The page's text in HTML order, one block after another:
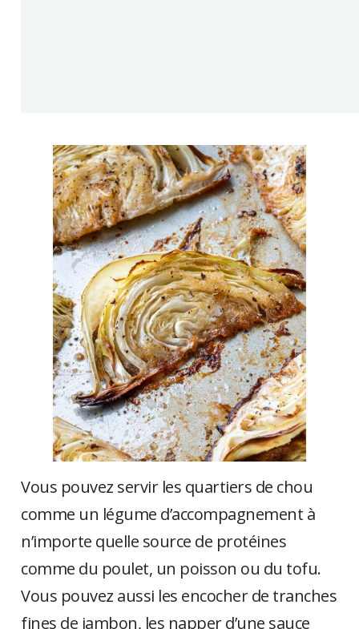
Vous pouvez servir les quartiers de chou
comme un légume d’accompagnement à
n’importe quelle source de protéines
comme du poulet, un poisson ou du tofu.
Vous pouvez aussi les encocher de tranches
fines de jambon, les napper d’une sauce